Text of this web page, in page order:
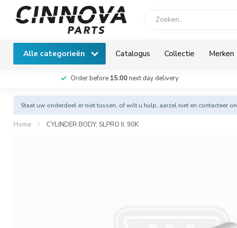
Alle categorieën Catalogus Collectie Merken
Order before 15:00next day delivery
Staat uw onderdeel er niet tussen, of wilt u hulp, aarzel niet en contacteer
Home / CYLINDER BODY, SLPRO II, 90K